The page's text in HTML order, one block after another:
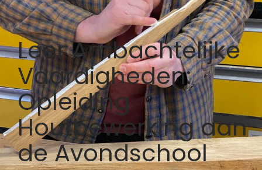
Leer Ambachtelijke
Vaardigheden:
Opleiding
Houtbewerking aan
de Avondschool